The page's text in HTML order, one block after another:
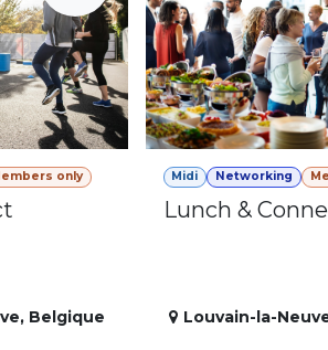
only
, Belgique
Midi Networking
Lunch &
Louvain-la-